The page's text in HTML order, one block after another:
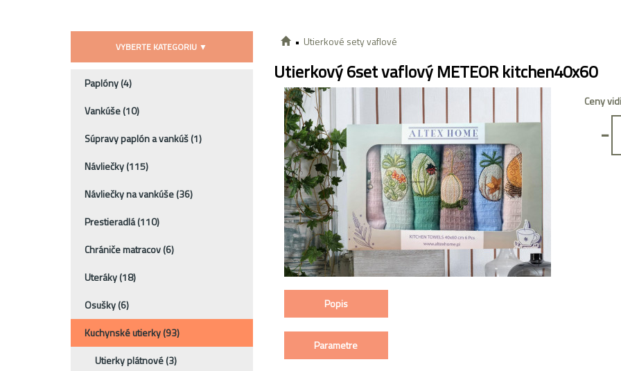
VYBERTE KATEGORIU ▼
Paplóny(4)
Vankúše(10)
Súpravy paplón a vankúš(1)
Návliečky(115)
Návliečky na vankúše(36)
Prestieradlá(110)
Chrániče matracov(6)
Uteráky(18)
Osušky(6)
Kuchynské utierky(93)
Utierky plátnové(3)
Utierkové sety vaflové
Utierkový 6set vaflový METEOR kitchen40x60
Ceny
-
Popis
Parametre